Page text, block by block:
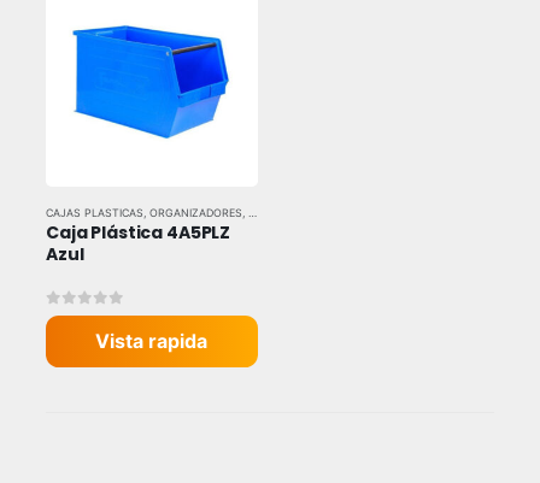
CAJAS PLASTICAS ORGANIZADORES
Caja Plástica 4A5PLZ
Azul
0out of 5
Vista rapida